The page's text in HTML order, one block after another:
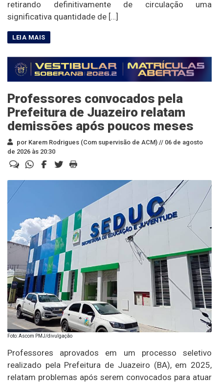
retirando definitivamente de circulação uma
significativa quantidade de […]
Professores convocados pela
Prefeitura de Juazeiro relatam
demissões após poucos meses
por Karem Rodrigues (Com supervisão de ACM) // 06 de agosto
de 2026 às 20:30
Foto: Ascom PMJ/divulgação
Professores aprovados em um processo seletivo
realizado pela Prefeitura de Juazeiro (BA), em 2025,
relatam problemas após serem convocados para atuar